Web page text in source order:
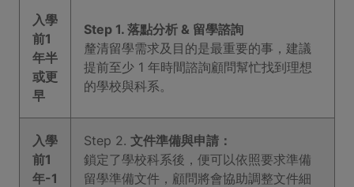
入學
前1
年半
或更
早
Step 1. 落點分析 & 留學諮詢
釐清留學需求及目的是最重要的事，建議
提前至少 1 年時間諮詢顧問幫忙找到理想
的學校與科系。
入學
前1
年-1
Step 2. 文件準備與申請：
鎖定了學校科系後，便可以依照要求準備
留學準備文件，顧問將會協助調整文件細